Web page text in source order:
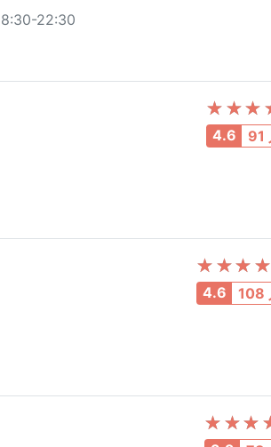
22:30
4.6 91
4.6 108